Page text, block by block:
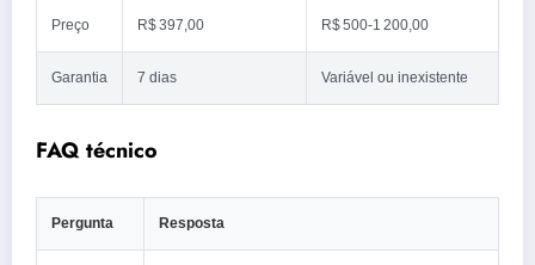
Preço R$ 397,00 R$ 500‑1 200,00
Garantia 7 dias Variável ou inexistente
FAQ técnico
Pergunta Resposta